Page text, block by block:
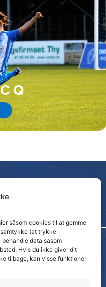
såsom cookies til at gemme
(at trykke
data såsom
Hvis du ikke giver dit
tilbage, kan visse funktioner
Q
Thisted FC Amatørs